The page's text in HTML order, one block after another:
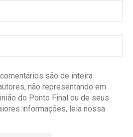
são de inteira
não representando em
do Ponto Final ou de seus
informações, leia nossa